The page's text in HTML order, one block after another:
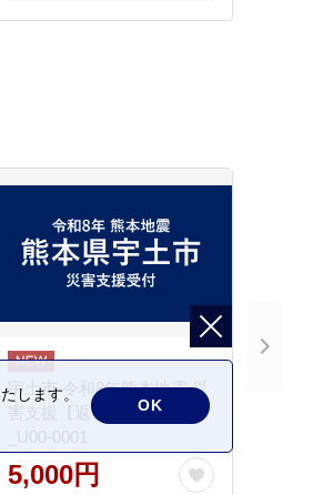
宇土市 令和8年熊本地震 災
害支援【返礼品なし】
_U00-0001
5,000円
します。
OK